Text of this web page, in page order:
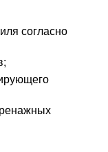
согласно